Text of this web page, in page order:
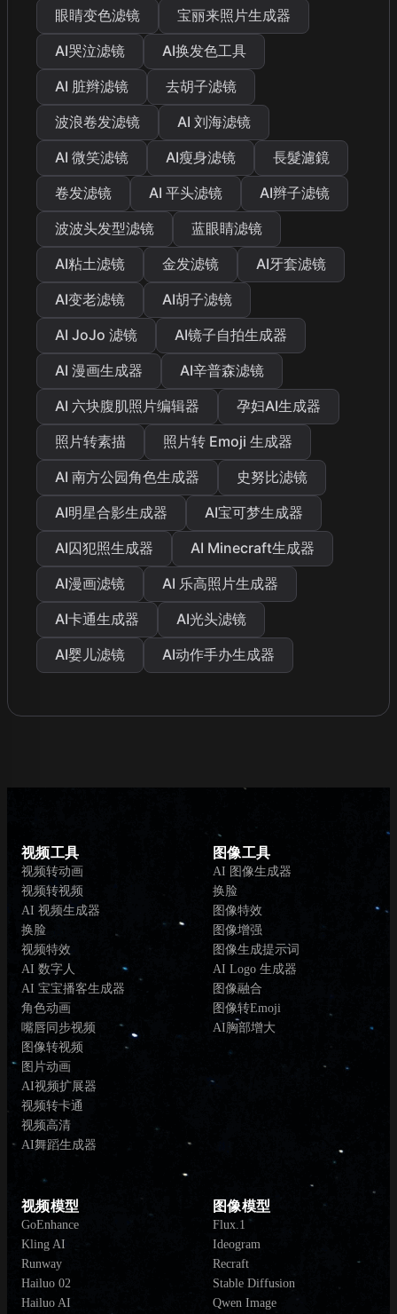
眼睛变色滤镜
宝丽来照片生成器
AI哭泣滤镜
AI换发色工具
AI 脏辫滤镜
去胡子滤镜
波浪卷发滤镜
AI 刘海滤镜
AI 微笑滤镜
AI瘦身滤镜
長髮濾鏡
卷发滤镜
AI 平头滤镜
AI辫子滤镜
波波头发型滤镜
蓝眼睛滤镜
AI粘土滤镜
金发滤镜
AI牙套滤镜
AI变老滤镜
AI胡子滤镜
AI JoJo 滤镜
AI镜子自拍生成器
AI 漫画生成器
AI辛普森滤镜
AI 六块腹肌照片编辑器
孕妇AI生成器
照片转素描
照片转 Emoji 生成器
AI 南方公园角色生成器
史努比滤镜
AI明星合影生成器
AI宝可梦生成器
AI囚犯照生成器
AI Minecraft生成器
AI漫画滤镜
AI 乐高照片生成器
AI卡通生成器
AI光头滤镜
AI婴儿滤镜
AI动作手办生成器
视频工具
视频转动画
视频转视频
AI 视频生成器
换脸
视频特效
AI 数字人
AI 宝宝播客生成器
角色动画
嘴唇同步视频
图像转视频
图片动画
AI视频扩展器
视频转卡通
视频高清
AI舞蹈生成器
图像工具
AI 图像生成器
换脸
图像特效
图像增强
图像生成提示词
AI Logo 生成器
图像融合
图像转Emoji
AI胸部增大
视频模型
GoEnhance
Kling AI
Runway
Hailuo 02
Hailuo AI
图像模型
Flux.1
Ideogram
Recraft
Stable Diffusion
Qwen Image